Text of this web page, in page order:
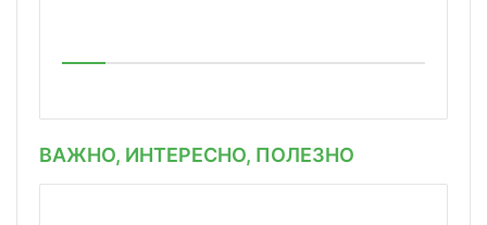
ВАЖНО, ИНТЕРЕСНО, ПОЛЕЗНО